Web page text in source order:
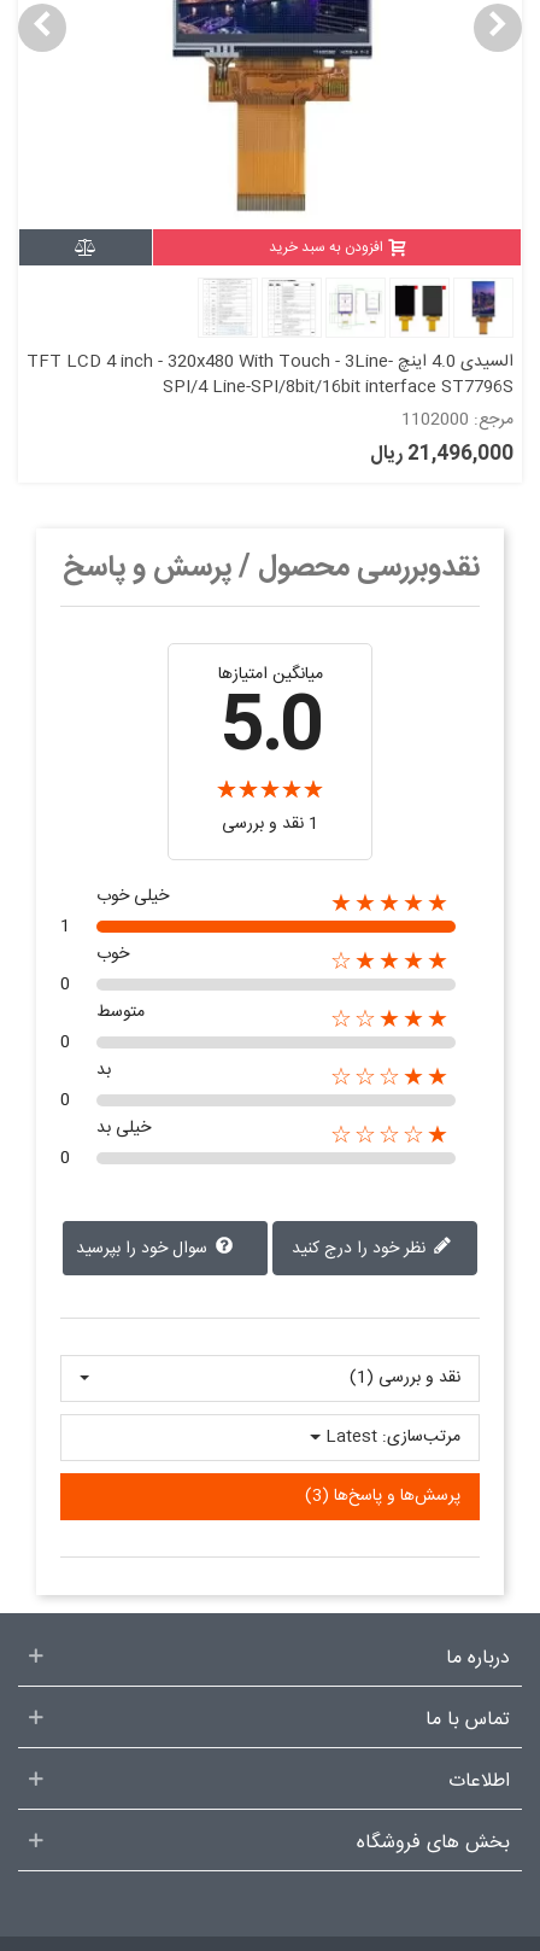
افزودن به سبد خرید
السیدی 4.0 اینچ TFT LCD 4 inch - 320x480 With Touch - 3Line-
SPI/4 Line-SPI/8bit/16bit interface ST7796S
مرجع: 1102000
21,496,000 ریال
نقدوبررسی محصول / پرسش و پاسخ
میانگین امتیازها
5.0
1 نقد و بررسی
★★★★★
خیلی خوب
1
★★★★☆
خوب
0
★★★☆☆
متوسط
0
★★☆☆☆
بد
0
★☆☆☆☆
خیلی بد
0
سوال خود را بپرسید
نقد و بررسی‌‌ (1)
پرسش‌ها و پاسخ‌ها (3)
مرتب‌سازی: Latest
درباره ما
تماس با ما
اطلاعات
بخش های فروشگاه